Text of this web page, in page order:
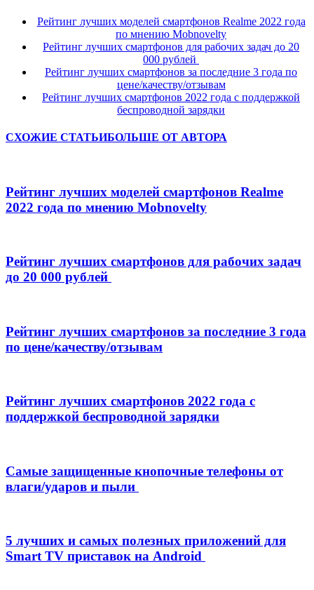
Рейтинг лучших моделей смартфонов Realme 2022 года
по мнению Mobnovelty
Рейтинг лучших смартфонов для рабочих задач до 20
000 рублей
Рейтинг лучших смартфонов за последние 3 года по
цене/качеству/отзывам
Рейтинг лучших смартфонов 2022 года с поддержкой
беспроводной зарядки
СХОЖИЕ СТАТЬИБОЛЬШЕ ОТ АВТОРА
Рейтинг лучших моделей смартфонов Realme
2022 года по мнению Mobnovelty
Рейтинг лучших смартфонов для рабочих задач
до 20 000 рублей
Рейтинг лучших смартфонов за последние 3 года
по цене/качеству/отзывам
Рейтинг лучших смартфонов 2022 года с
поддержкой беспроводной зарядки
Самые защищенные кнопочные телефоны от
влаги/ударов и пыли
5 лучших и самых полезных приложений для
Smart TV приставок на Android